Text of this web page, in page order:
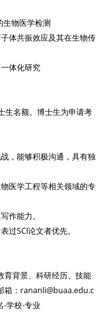
生物医学检测
体共振效应及其在生物传
体化研究
生名额。博士生为申请考
，能够积极沟通，具有独
医学工程等相关领域的专
作能力。
过SCI论文者优先。
育背景、科研经历、技能
箱：rananli@buaa.edu.c
-学校-专业